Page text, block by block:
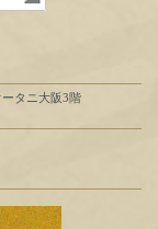
タニ大阪3階